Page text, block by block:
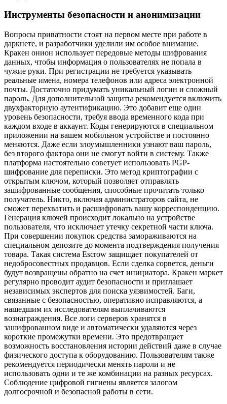
Инструменты безопасности и анонимизации
Вопросы приватности стоят на первом месте при работе в
даркнете, и разработчики уделили им особое внимание.
Кракен онион использует передовые методы шифрования
данных, чтобы информация о пользователях не попала в
чужие руки. При регистрации не требуется указывать
реальные имена, номера телефонов или адреса электронной
почты. Достаточно придумать уникальный логин и сложный
пароль. Для дополнительной защиты рекомендуется включить
двухфакторную аутентификацию. Это добавит еще один
уровень безопасности, требуя ввода временного кода при
каждом входе в аккаунт. Коды генерируются в специальном
приложении на вашем мобильном устройстве и постоянно
меняются. Даже если злоумышленники узнают ваш пароль,
без второго фактора они не смогут войти в систему. Также
платформа настоятельно советует использовать PGP-
шифрование для переписки. Это метод криптографии с
открытым ключом, который позволяет отправлять
зашифрованные сообщения, способные прочитать только
получатель. Никто, включая администраторов сайта, не
сможет перехватить и расшифровать вашу корреспонденцию.
Генерация ключей происходит локально на устройстве
пользователя, что исключает утечку секретной части ключа.
При совершении покупок средства замораживаются на
специальном депозите до момента подтверждения получения
товара. Такая система Escrow защищает покупателей от
недобросовестных продавцов. Если сделка сорвется, деньги
будут возвращены обратно на счет инициатора. Кракен маркет
регулярно проводит аудит безопасности и приглашает
независимых экспертов для поиска уязвимостей. Баги,
связанные с безопасностью, оперативно исправляются, а
нашедшим их исследователям выплачиваются
вознаграждения. Все логи серверов хранятся в
зашифрованном виде и автоматически удаляются через
короткие промежутки времени. Это предотвращает
возможность восстановления истории действий даже в случае
физического доступа к оборудованию. Пользователям также
рекомендуется периодически менять пароли и не
использовать одни и те же комбинации на разных ресурсах.
Соблюдение цифровой гигиены является залогом
долгосрочной и безопасной работы в сети.